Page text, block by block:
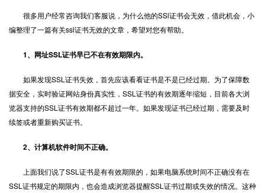
很多用户经常咨询我们客服说，为什么他的SSl证书会无效，借此机会，小
编整理了一篇有关ssl证书无效的文章，希望对您有帮助。
1、网址SSL证书早已不在有效期限内。
如果发现SSL证书失效，首先应该看看证书是不是已经过期。为了保障数
据安全，实时验证网站身份真实性，SSL证书的有效期逐年缩短，目前各大浏
览器支持的SSL证书有效期都不超过一年。如果发现证书已经过期，需要及时
续签或者重新购买证书。
2、计算机软件时间不正确。
上面我们说了SSL证书是有有效期限的，如果电脑系统时间不正确没有在
SSL证书规定的期限内，也会造成浏览器提醒SSL证书过期或失效的情况。这种